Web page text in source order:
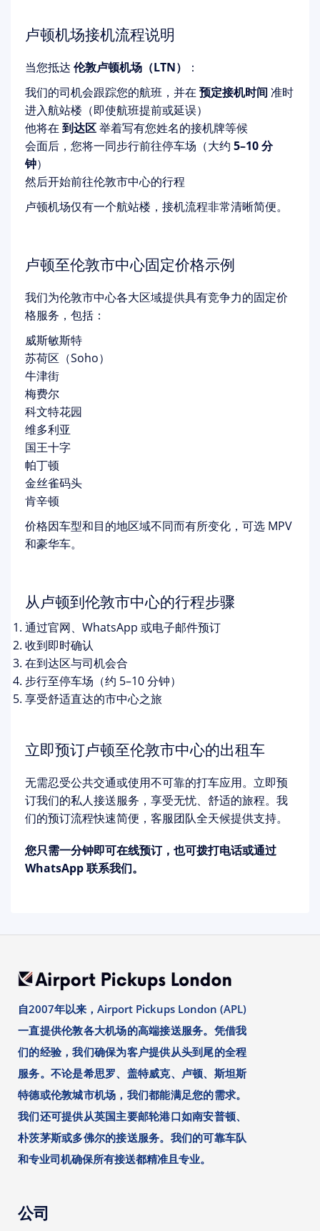
卢顿机场接机流程说明
当您抵达 伦敦卢顿机场（LTN）
：
我们的司机会跟踪您的航班，并在 预定接机时间准时
进入航站楼（即使航班提前或延误）
他将在 到达区举着写有您姓名的接机牌等候
会面后，您将一同步行前往停车场（大约 5–10 分
钟）
然后开始前往伦敦市中心的行程
卢顿机场仅有一个航站楼，接机流程非常清晰简便。
卢顿至伦敦市中心固定价格示例
我们为伦敦市中心各大区域提供具有竞争力的固定价
格服务，包括：
威斯敏斯特
苏荷区（Soho）
牛津街
梅费尔
科文特花园
维多利亚
国王十字
帕丁顿
金丝雀码头
肯辛顿
价格因车型和目的地区域不同而有所变化，可选 MPV
和豪华车。
从卢顿到伦敦市中心的行程步骤
通过官网、WhatsApp 或电子邮件预订
收到即时确认
在到达区与司机会合
步行至停车场（约 5–10 分钟）
享受舒适直达的市中心之旅
立即预订卢顿至伦敦市中心的出租车
无需忍受公共交通或使用不可靠的打车应用。立即预
订我们的私人接送服务，享受无忧、舒适的旅程。我
们的预订流程快速简便，客服团队全天候提供支持。
您只需一分钟即可在线预订，也可拨打电话或通过
WhatsApp 联系我们。
自2007年以来，Airport Pickups London (APL)
一直提供伦敦各大机场的高端接送服务。凭借我
们的经验，我们确保为客户提供从头到尾的全程
服务。不论是希思罗、盖特威克、卢顿、斯坦斯
特德或伦敦城市机场，我们都能满足您的需求。
我们还可提供从英国主要邮轮港口如南安普顿、
朴茨茅斯或多佛尔的接送服务。我们的可靠车队
和专业司机确保所有接送都精准且专业。
公司